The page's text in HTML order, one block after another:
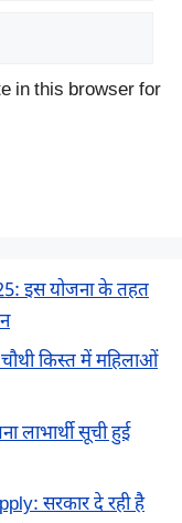
in this browser for
इस योजना के तहत
किस्त में महिलाओं
लाभार्थी सूची हुई
सरकार दे रही है